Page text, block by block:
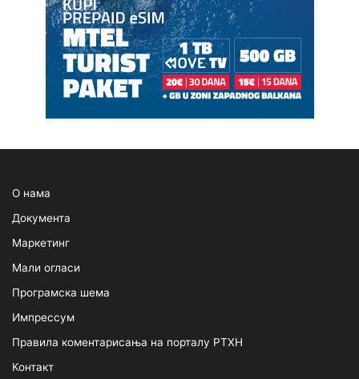
О нама
Документа
Маркетинг
Мали огласи
Програмска шема
Импрессум
Правила коментарисања на порталу РТХН
Контакт